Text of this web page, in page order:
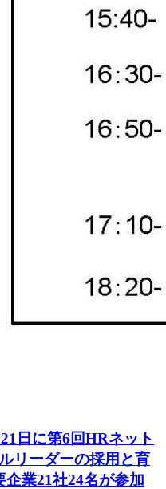
日に第6回HRネット
リーダーの採用と育
業21社24名が参加